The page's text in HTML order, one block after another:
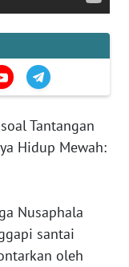
Tantangan
Hidup Mewah:
Nusaphala
santai
oleh